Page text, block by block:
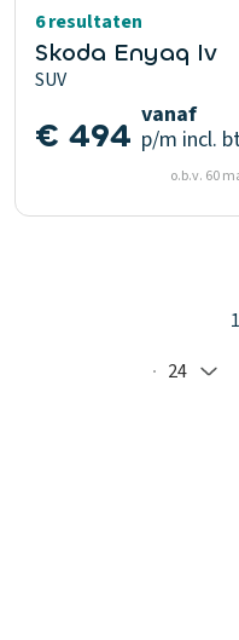
6 resultaten
Skoda Enyaq Iv
SUV
€ 494 vanaf
p/m incl.
o.b.v. 60
Selected:
24